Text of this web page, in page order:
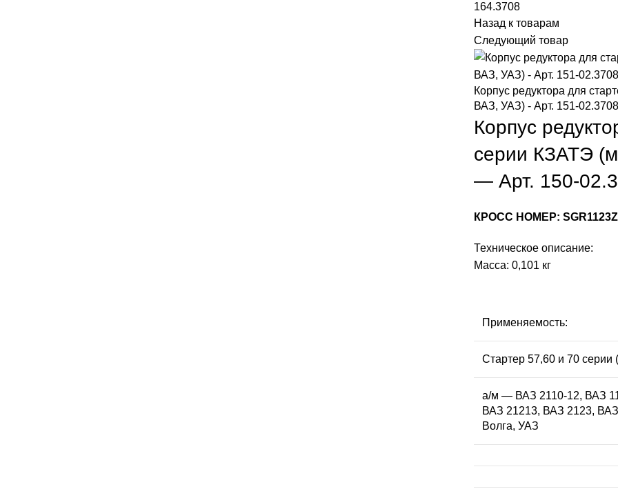
164.3708
Назад к товарам
Следующий товар
Корпус редуктора для
ВАЗ, УАЗ) - Арт. 151-02.3708
Корпус
серии КЗАТЭ
— Арт. 150-
КРОСС НОМЕР:
Техническое описание:
Масса: 0,101 кг
Применяемость:
Стартер 57,60 и 70
а/м — ВАЗ 2110-12, ВАЗ
ВАЗ 21213, ВАЗ 2123,
Волга, УАЗ